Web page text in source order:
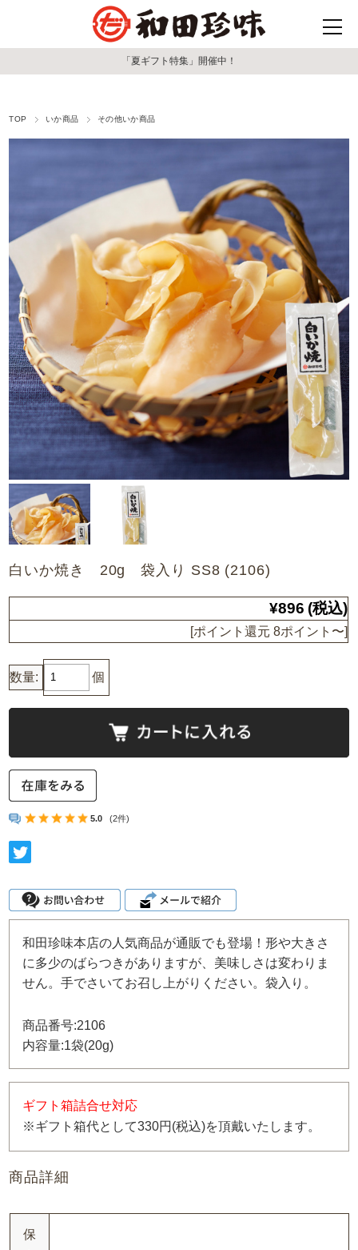
「夏ギフト特集」開催中！
TOP いか商品 その他いか商品
白いか焼き 20g 袋入り SS8 (2106)
¥896 (税込)
[ポイント還元 8ポイント〜]
数量: 個
5.0 (2件)
和田珍味本店の人気商品が通販でも登場！形や大きさ
に多少のばらつきがありますが、美味しさは変わりま
せん。手でさいてお召し上がりください。袋入り。
商品番号:2106
内容量:1袋(20g)
ギフト箱詰合せ対応
※ギフト箱代として330円(税込)を頂戴いたします。
商品詳細
保